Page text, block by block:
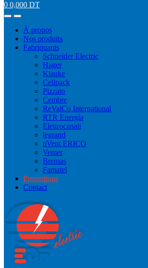
0 0,000 DT
À propos
Nos produits
Fabriquants
Schneider Electric
Hager
Klauke
Cellpack
Pizzato
Cembre
ReValCo International
RTR Energía
Elettrocanali
legrand
nVent ERICO
Vemer
Bremas
Famatel
Promotions
Contact